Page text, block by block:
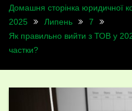
Домашня сторінка юридичної
2025
Липень
7
Як правильно вийти з ТОВ у
частки?